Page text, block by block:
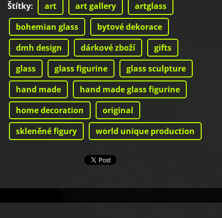
Štítky: art art gallery
artglass
bohemian glass
bytové dekorace
dmh design
dárkové zboží
gifts
glass
glass figurine
glass sculpture
hand made
hand made glass figurine
home decoration
original
skleněné figury
world unique production